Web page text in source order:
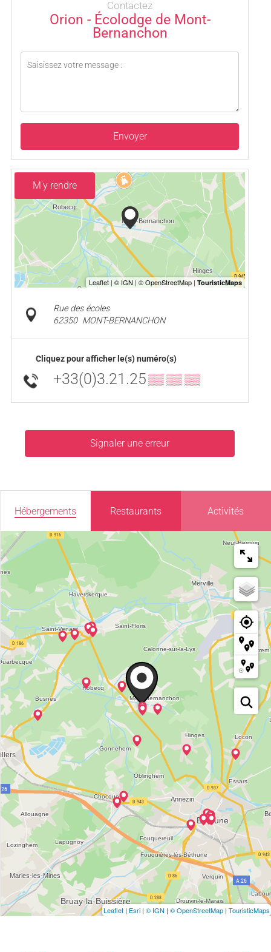
Contactez
Orion - Écolodge de Mont-
Bernanchon
Envoyer
M'y rendre
Rue des écoles
62350 MONT-BERNANCHON
Cliquez pour afficher le(s) numéro(s)
+33(0)3.21.25▒▒ ▒▒ ▒▒
Signaler une erreur
Hébergements Restaurants Activités
Leaflet | Esri | © IGN | © OpenStreetMap | TouristicMaps